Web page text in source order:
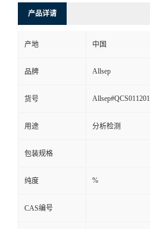
产品详请
产地 中国
品牌 Allsep
货号 Allsep#QCS011201
用途 分析检测
包装规格
纯度 %
CAS编号